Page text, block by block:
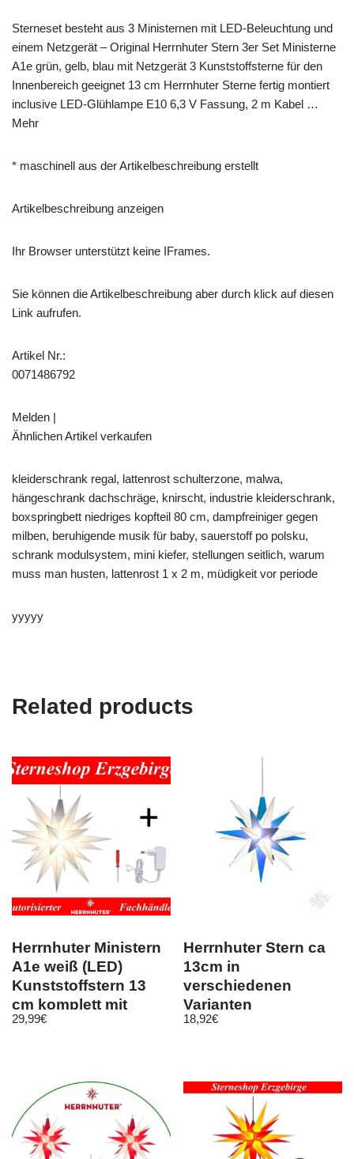
Sterneset besteht aus 3 Ministernen mit LED-Beleuchtung und
einem Netzgerät – Original Herrnhuter Stern 3er Set Ministerne
A1e grün, gelb, blau mit Netzgerät 3 Kunststoffsterne für den
Innenbereich geeignet 13 cm Herrnhuter Sterne fertig montiert
inclusive LED-Glühlampe E10 6,3 V Fassung, 2 m Kabel …
Mehr
* maschinell aus der Artikelbeschreibung erstellt
Artikelbeschreibung anzeigen
Ihr Browser unterstützt keine IFrames.
Sie können die Artikelbeschreibung aber durch klick auf diesen
Link aufrufen.
Artikel Nr.:
0071486792
Melden |
Ähnlichen Artikel verkaufen
kleiderschrank regal, lattenrost schulterzone, malwa,
hängeschrank dachschräge, knirscht, industrie kleiderschrank,
boxspringbett niedriges kopfteil 80 cm, dampfreiniger gegen
milben, beruhigende musik für baby, sauerstoff po polsku,
schrank modulsystem, mini kiefer, stellungen seitlich, warum
muss man husten, lattenrost 1 x 2 m, müdigkeit vor periode
yyyyy
Related products
Herrnhuter Ministern
A1e weiß (LED)
Kunststoffstern 13
cm komplett mit
Netzgerät
29,99€
Herrnhuter Stern ca
13cm in
verschiedenen
Varianten
18,92€